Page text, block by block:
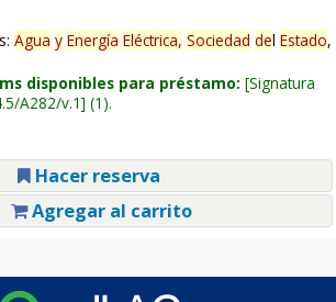
Agua y Energía Eléctrica, Sociedad del Estado,
disponibles para préstamo: Signatura
A282/v.1 (1).
Hacer reserva
Agregar al carrito